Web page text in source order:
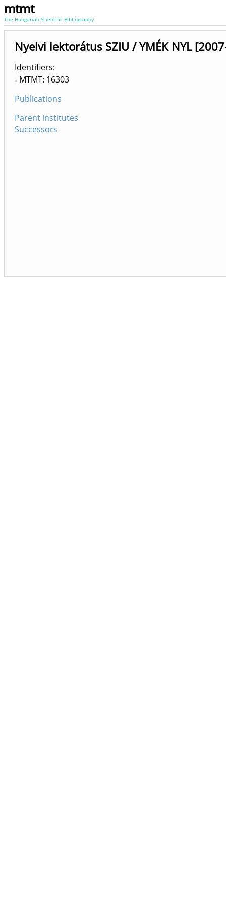
mtmt
The Hungarian Scientific Bibliography
Nyelvi lektorátus SZIU / YMÉK NYL
Identifiers
MTMT: 16303
Publications
Parent institutes
Successors